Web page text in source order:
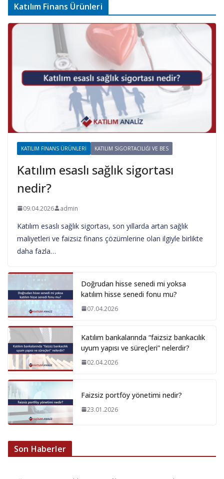
Katılım Finans Ürünleri
KATILIM FINANS ÜRÜNLERI KATILIM SIGORTACILIĞI VE BES
Katılım esaslı sağlık sigortası
nedir?
09.04.2026 admin
Katılım esaslı sağlık sigortası, son yıllarda artan sağlık
maliyetleri ve faizsiz finans çözümlerine olan ilgiyle birlikte
daha fazla…
Doğrudan hisse senedi mi yoksa
katılım hisse senedi fonu mu?
07.04.2026
Katılım bankalarında “faizsiz bankacılık
uyum yapısı ve süreçleri” nelerdir?
02.04.2026
Faizsiz portföy yönetimi nedir?
23.01.2026
Son Haberler